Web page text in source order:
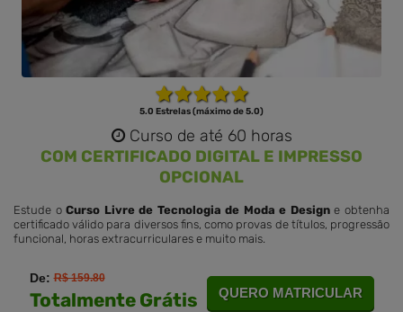
5.0 Estrelas (máximo de 5.0)
Curso de até 60 horas
COM CERTIFICADO DIGITAL E IMPRESSO
OPCIONAL
Estude oCurso Livre de Tecnologia de Moda e Designe obtenha
certificado válido para diversos fins, como provas de títulos, progressão
funcional, horas extracurriculares e muito mais.
De:R$ 159.80
Totalmente Grátis QUERO MATRICULAR